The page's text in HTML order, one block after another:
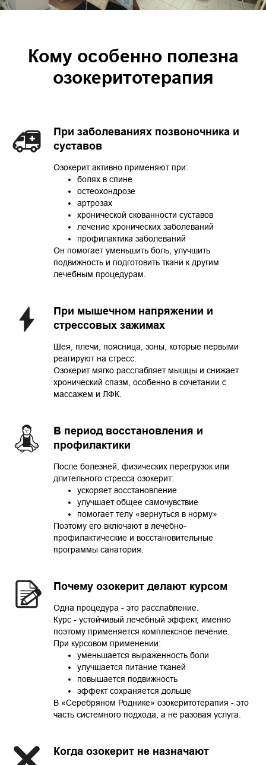
Кому особенно полезна
озокеритотерапия
При заболеваниях позвоночника и
суставов
Озокерит активно применяют при:
болях в спине
остеохондрозе
артрозах
хронической скованности суставов
лечение хронических заболеваний
профилактика заболеваний
Он помогает уменьшить боль, улучшить
подвижность и подготовить ткани к другим
лечебным процедурам.
При мышечном напряжении и
стрессовых зажимах
Шея, плечи, поясница, зоны, которые первыми
реагируют на стресс.
Озокерит мягко расслабляет мышцы и снижает
хронический спазм, особенно в сочетании с
массажем и ЛФК.
В период восстановления и
профилактики
После болезней, физических перегрузок или
длительного стресса озокерит:
ускоряет восстановление
улучшает общее самочувствие
помогает телу «вернуться в норму»
Поэтому его включают в лечебно-
профилактические и восстановительные
программы санатория.
Почему озокерит делают курсом
Одна процедура - это расслабление.
Курс - устойчивый лечебный эффект, именно
поэтому применяется комплексное лечение.
При курсовом применении:
уменьшается выраженность боли
улучшается питание тканей
повышается подвижность
эффект сохраняется дольше
В «Серебряном Роднике» озокеритотерапия - это
часть системного подхода, а не разовая услуга.
Когда озокерит не назначают